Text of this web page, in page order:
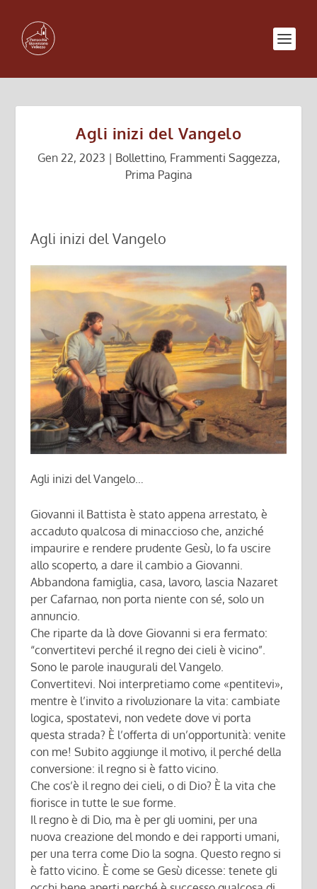
Agli inizi del Vangelo
Gen 22, 2023 | Bollettino, Frammenti Saggezza,
Prima Pagina
Agli inizi del Vangelo
Agli inizi del Vangelo…
Giovanni il Battista è stato appena arrestato, è
accaduto qualcosa di minaccioso che, anziché
impaurire e rendere prudente Gesù, lo fa uscire
allo scoperto, a dare il cambio a Giovanni.
Abbandona famiglia, casa, lavoro, lascia Nazaret
per Cafarnao, non porta niente con sé, solo un
annuncio.
Che riparte da là dove Giovanni si era fermato:
“convertitevi perché il regno dei cieli è vicino”.
Sono le parole inaugurali del Vangelo.
Convertitevi. Noi interpretiamo come «pentitevi»,
mentre è l’invito a rivoluzionare la vita: cambiate
logica, spostatevi, non vedete dove vi porta
questa strada? È l’offerta di un’opportunità: venite
con me! Subito aggiunge il motivo, il perché della
conversione: il regno si è fatto vicino.
Che cos’è il regno dei cieli, o di Dio? È la vita che
fiorisce in tutte le sue forme.
Il regno è di Dio, ma è per gli uomini, per una
nuova creazione del mondo e dei rapporti umani,
per una terra come Dio la sogna. Questo regno si
è fatto vicino. È come se Gesù dicesse: tenete gli